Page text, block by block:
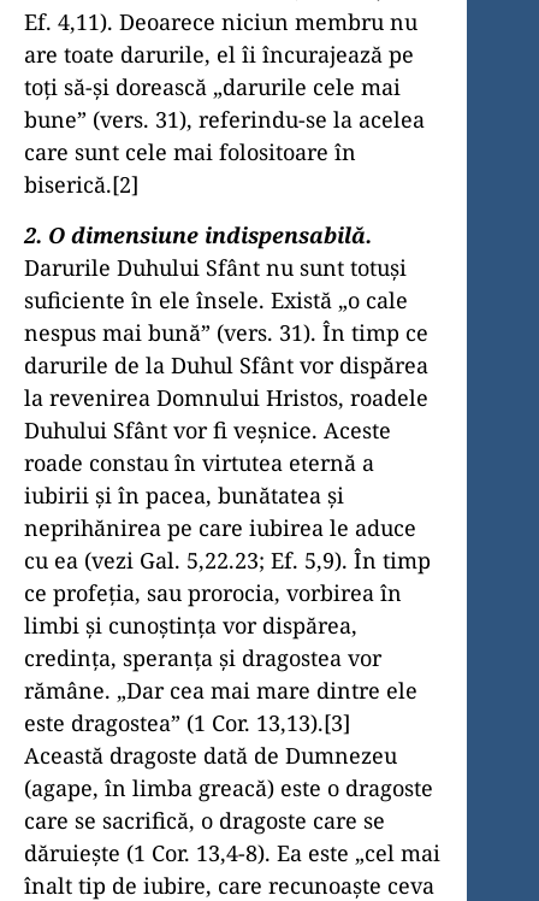
Ef. 4,11). Deoarece niciun membru nu
are toate darurile, el îi încurajează pe
toţi să-şi dorească „darurile cele mai
bune” (vers. 31), referindu-se la acelea
care sunt cele mai folositoare în
biserică.[2]
2. O dimensiune indispensabilă.
Darurile Duhului Sfânt nu sunt totuşi
suficiente în ele însele. Există „o cale
nespus mai bună” (vers. 31). În timp ce
darurile de la Duhul Sfânt vor dispărea
la revenirea Domnului Hristos, roadele
Duhului Sfânt vor fi veşnice. Aceste
roade constau în virtutea eternă a
iubirii şi în pacea, bunătatea şi
neprihănirea pe care iubirea le aduce
cu ea (vezi Gal. 5,22.23; Ef. 5,9). În timp
ce profeţia, sau prorocia, vorbirea în
limbi şi cunoştinţa vor dispărea,
credinţa, speranţa şi dragostea vor
rămâne. „Dar cea mai mare dintre ele
este dragostea” (1 Cor. 13,13).[3]
Această dragoste dată de Dumnezeu
(agape, în limba greacă) este o dragoste
care se sacrifică, o dragoste care se
dăruieşte (1 Cor. 13,4-8). Ea este „cel mai
înalt tip de iubire, care recunoaşte ceva